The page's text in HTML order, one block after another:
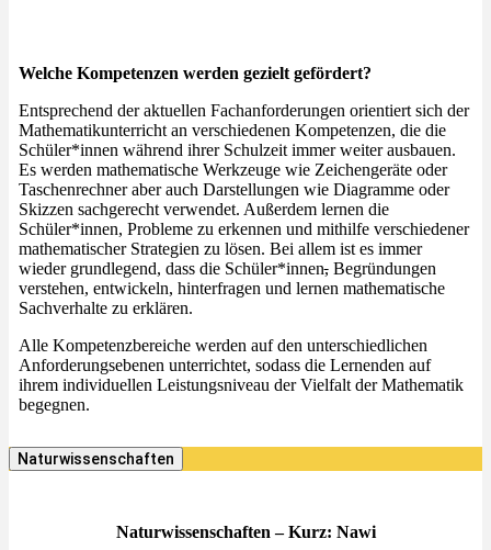
Welche Kompetenzen werden gezielt gefördert?
Entsprechend der aktuellen Fachanforderungen orientiert sich der
Mathematikunterricht an verschiedenen Kompetenzen, die die
Schüler*innen während ihrer Schulzeit immer weiter ausbauen.
Es werden mathematische Werkzeuge wie Zeichengeräte oder
Taschenrechner aber auch Darstellungen wie Diagramme oder
Skizzen sachgerecht verwendet. Außerdem lernen die
Schüler*innen, Probleme zu erkennen und mithilfe verschiedener
mathematischer Strategien zu lösen. Bei allem ist es immer
wieder grundlegend, dass die Schüler*innen,Begründungen
verstehen, entwickeln, hinterfragen und lernen mathematische
Sachverhalte zu erklären.
Alle Kompetenzbereiche werden auf den unterschiedlichen
Anforderungsebenen unterrichtet, sodass die Lernenden auf
ihrem individuellen Leistungsniveau der Vielfalt der Mathematik
begegnen.
Naturwissenschaften
Naturwissenschaften – Kurz: Nawi